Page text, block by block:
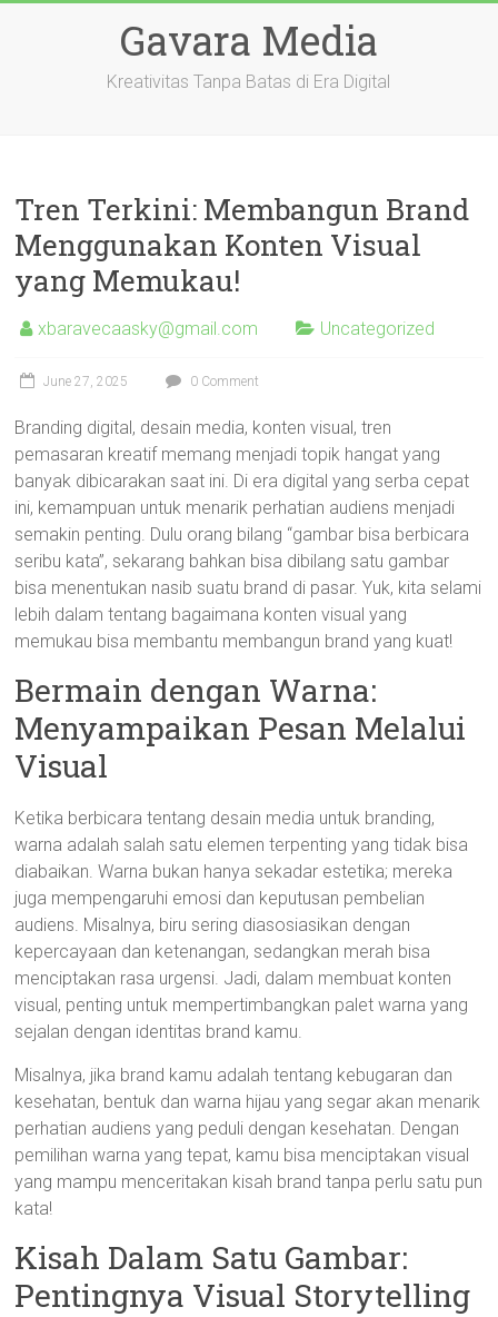
Gavara Media
Kreativitas Tanpa Batas di Era Digital
Tren Terkini: Membangun Brand
Menggunakan Konten Visual
yang Memukau!
xbaravecaasky@gmail.com Uncategorized
June 27, 2025 0 Comment
Branding digital, desain media, konten visual, tren
pemasaran kreatif memang menjadi topik hangat yang
banyak dibicarakan saat ini. Di era digital yang serba cepat
ini, kemampuan untuk menarik perhatian audiens menjadi
semakin penting. Dulu orang bilang “gambar bisa berbicara
seribu kata”, sekarang bahkan bisa dibilang satu gambar
bisa menentukan nasib suatu brand di pasar. Yuk, kita selami
lebih dalam tentang bagaimana konten visual yang
memukau bisa membantu membangun brand yang kuat!
Bermain dengan Warna:
Menyampaikan Pesan Melalui
Visual
Ketika berbicara tentang desain media untuk branding,
warna adalah salah satu elemen terpenting yang tidak bisa
diabaikan. Warna bukan hanya sekadar estetika; mereka
juga mempengaruhi emosi dan keputusan pembelian
audiens. Misalnya, biru sering diasosiasikan dengan
kepercayaan dan ketenangan, sedangkan merah bisa
menciptakan rasa urgensi. Jadi, dalam membuat konten
visual, penting untuk mempertimbangkan palet warna yang
sejalan dengan identitas brand kamu.
Misalnya, jika brand kamu adalah tentang kebugaran dan
kesehatan, bentuk dan warna hijau yang segar akan menarik
perhatian audiens yang peduli dengan kesehatan. Dengan
pemilihan warna yang tepat, kamu bisa menciptakan visual
yang mampu menceritakan kisah brand tanpa perlu satu pun
kata!
Kisah Dalam Satu Gambar:
Pentingnya Visual Storytelling